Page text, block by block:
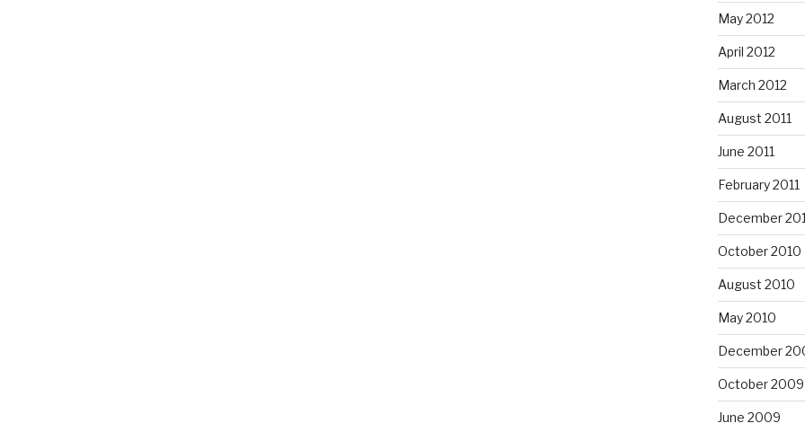
May 2012
April 2012
March 2012
August 2011
June 2011
February 2011
December
October 2010
August 2010
May 2010
December
October 2009
June 2009